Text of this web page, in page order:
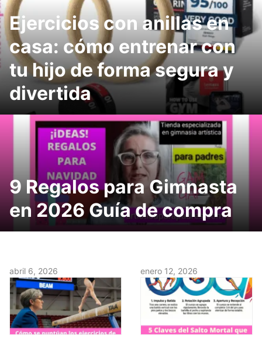
Ejercicios con anillas en
casa: cómo entrenar con
tu hijo de forma segura y
divertida
9 Regalos para Gimnasta
en 2026 Guía de compra
abril 6, 2026 enero 12, 2026